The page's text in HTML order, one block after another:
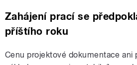
Zahájení prací se
příštího roku
Cenu projektové dokumentace ani